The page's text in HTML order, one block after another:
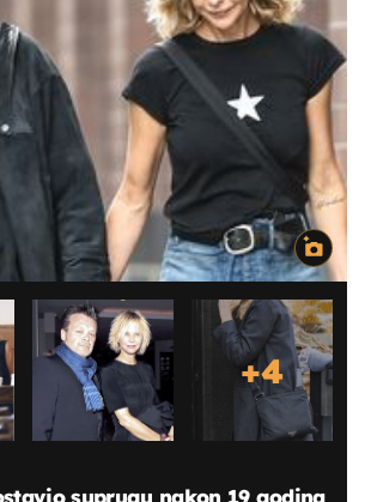
+4
suprugu nakon 19 godina